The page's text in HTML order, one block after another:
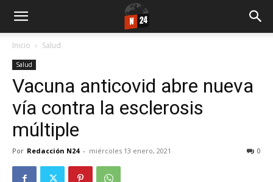
Inicio Salud
Salud
Vacuna anticovid abre nueva
vía contra la esclerosis
múltiple
Por Redacción N24 - miércoles 13 enero, 2021 0